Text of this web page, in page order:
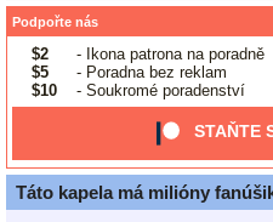
Podpořte nás
$2
- Ikona patrona na poradně
$5
- Poradna bez reklam
$10
- Soukromé poradenství
STAŇTE
Táto kapela má milióny